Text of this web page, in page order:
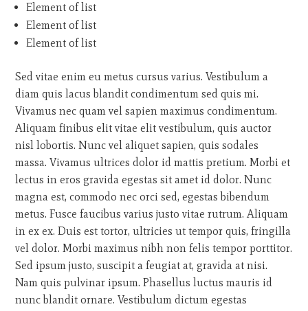
Element of list
Element of list
Element of list
Sed vitae enim eu metus cursus varius. Vestibulum a
diam quis lacus blandit condimentum sed quis mi.
Vivamus nec quam vel sapien maximus condimentum.
Aliquam finibus elit vitae elit vestibulum, quis auctor
nisl lobortis. Nunc vel aliquet sapien, quis sodales
massa. Vivamus ultrices dolor id mattis pretium. Morbi et
lectus in eros gravida egestas sit amet id dolor. Nunc
magna est, commodo nec orci sed, egestas bibendum
metus. Fusce faucibus varius justo vitae rutrum. Aliquam
in ex ex. Duis est tortor, ultricies ut tempor quis, fringilla
vel dolor. Morbi maximus nibh non felis tempor porttitor.
Sed ipsum justo, suscipit a feugiat at, gravida at nisi.
Nam quis pulvinar ipsum. Phasellus luctus mauris id
nunc blandit ornare. Vestibulum dictum egestas